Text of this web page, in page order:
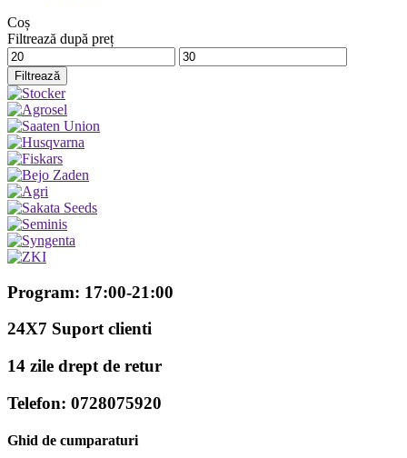
Coș
Filtrează după preț
Preț
minim
Preț
maxim
Filtrează
Program: 17:00-21:00
24X7 Suport clienti
14 zile drept de retur
Telefon: 0728075920
Ghid de cumparaturi